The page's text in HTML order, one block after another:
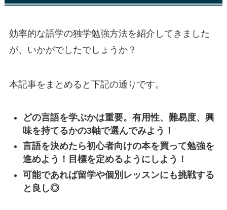
効率的な語学の独学勉強方法を紹介してきました
が、いかがでしたでしょうか？
本記事をまとめると下記の通りです。
どの言語を学ぶかは重要。有用性、難易度、興
味を持てるかの3軸で選んでみよう！
言語を決めたら初心者向けの本を買って勉強を
進めよう！目標を定めるようにしよう！
可能であれば留学や個別レッスンにも挑戦する
と良し◎